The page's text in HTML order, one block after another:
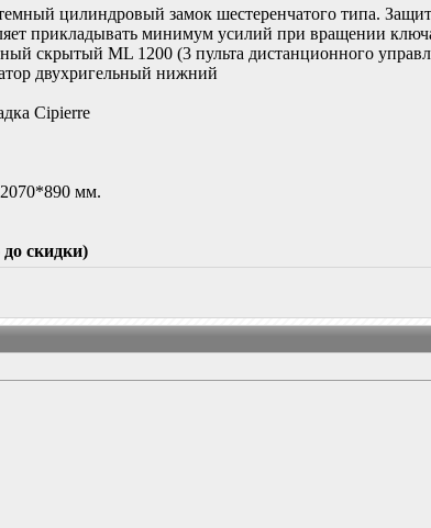
цилиндровый замок шестеренчатого типа.
прикладывать минимум усилий при вращении
скрытый ML 1200 (3 пульта дистанционного
двухригельный нижний
Cipierre
2070*890 мм.
скидки)